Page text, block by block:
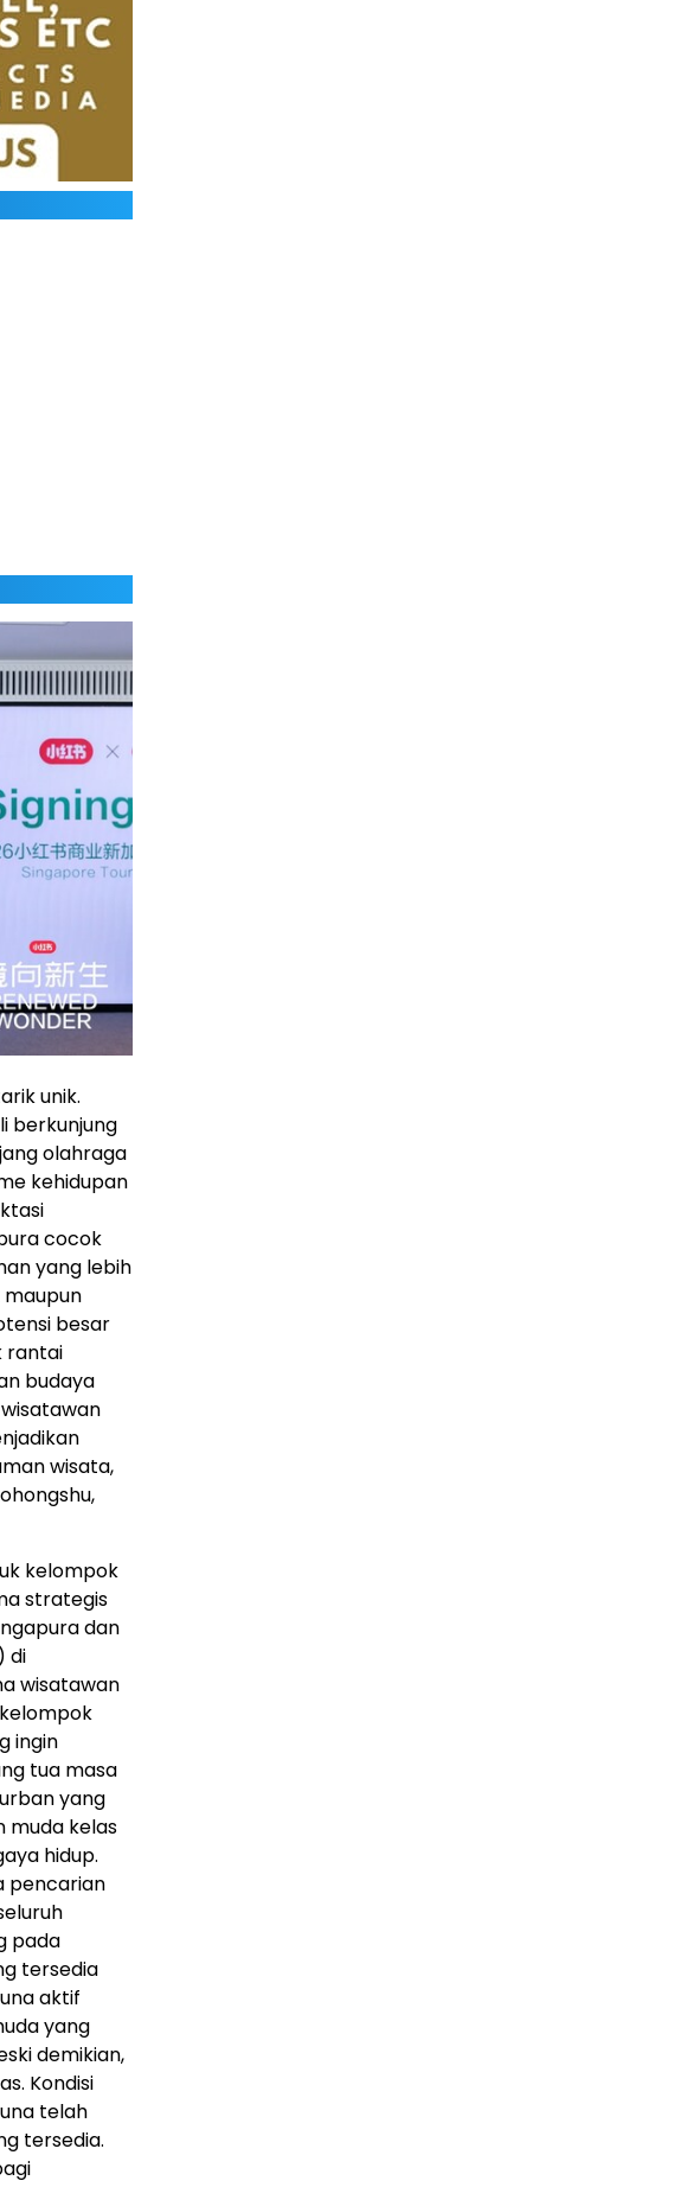
unik.
berkunjung
olahraga
kehidupan
cocok
yang lebih
besar
rantai
budaya
wisata,
kelompok
strategis
dan
) di
wisatawan
ingin
tua masa
yang
muda kelas
hidup.
pencarian
pada
tersedia
aktif
yang
demikian,
Kondisi
telah
tersedia.